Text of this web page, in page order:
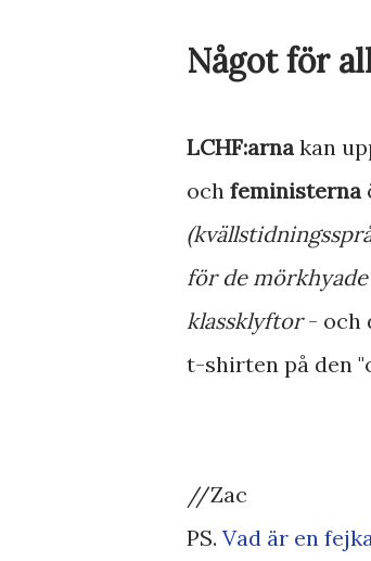
Något för
LCHF:arnakan
och feministerna
för de
klassklyftor- och
t-shirten på den
//Zac
PS. Vad är en